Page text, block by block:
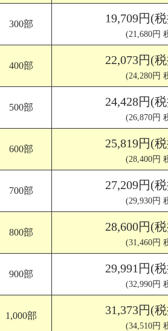
300部 19,709円(
(21,680円
400部 22,073円(
(24,280円
500部 24,428円(
(26,870円
600部 25,819円(
(28,400円
700部 27,209円(
(29,930円
800部 28,600円(
(31,460円
900部 29,991円(
(32,990円
1,000部 31,373円(
(34,510円